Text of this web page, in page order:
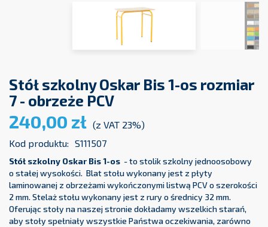
Stół szkolny Oskar Bis 1-os rozmiar
7 - obrzeże PCV
240,00 zł (z VAT 23%)
Kod produktu: S111507
Stół szkolny Oskar Bis 1-os - to stolik szkolny jednoosobowy
o stałej wysokości. Blat stołu wykonany jest z płyty
laminowanej z obrzeżami wykończonymi listwą PCV o szerokości
2 mm. Stelaż stołu wykonany jest z rury o średnicy 32 mm.
Oferując stoły na naszej stronie dokładamy wszelkich starań,
aby stoły spełniały wszystkie Państwa oczekiwania, zarówno